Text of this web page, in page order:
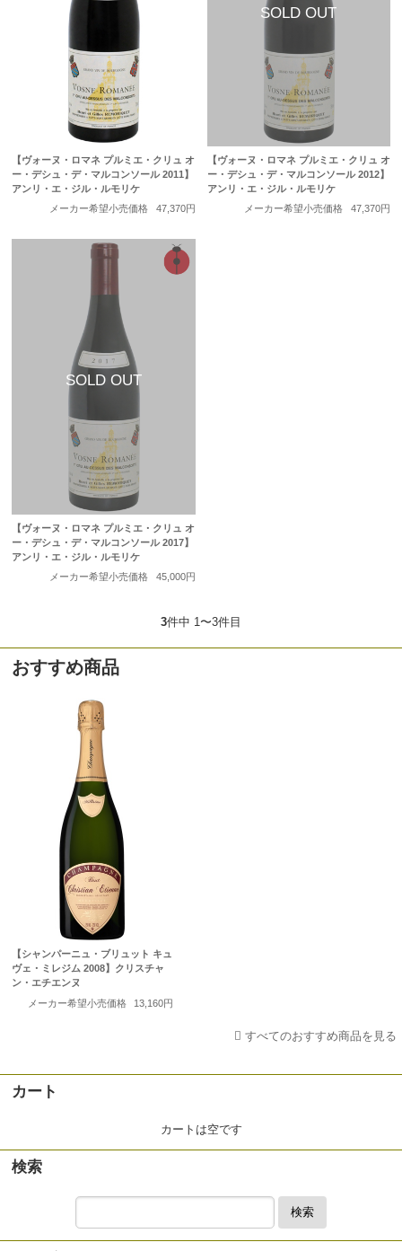
【ヴォーヌ・ロマネ プルミエ・クリュ オ
ー・デシュ・デ・マルコンソール 2011】
アンリ・エ・ジル・ルモリケ
メーカー希望小売価格
47,370円
【ヴォーヌ・ロマネ プルミエ・クリュ オ
ー・デシュ・デ・マルコンソール 2012】
アンリ・エ・ジル・ルモリケ
メーカー希望小売価格
47,370円
【ヴォーヌ・ロマネ プルミエ・クリュ オ
ー・デシュ・デ・マルコンソール 2017】
アンリ・エ・ジル・ルモリケ
メーカー希望小売価格
45,000円
3件中 1〜3件目
おすすめ商品
【シャンパーニュ・ブリュット キュ
ヴェ・ミレジム 2008】クリスチャ
ン・エチエンヌ
メーカー希望小売価格
13,160円
すべてのおすすめ商品を見る
カート
カートは空です
検索
検索